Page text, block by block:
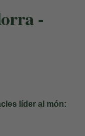
-
líder al món: